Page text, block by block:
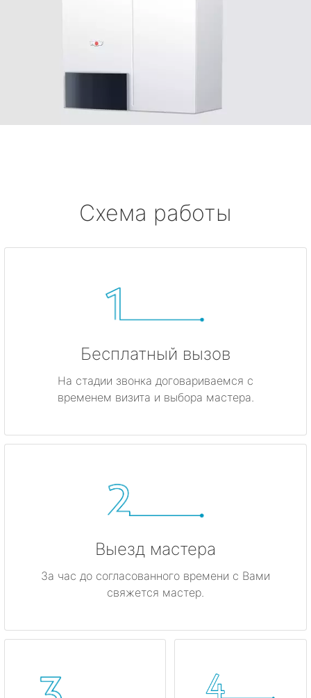
Схема работы
Бесплатный вызов
На стадии звонка договариваемся с
временем визита и выбора мастера.
Выезд мастера
За час до согласованного времени с Вами
свяжется мастер.